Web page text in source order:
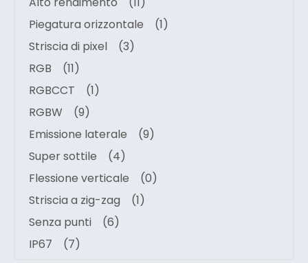
Piegatura orizzontale
(1)
Striscia di pixel
(3)
RGB
(11)
RGBCCT
(1)
RGBW
(9)
Emissione laterale
(9)
Super sottile
(4)
Flessione verticale
(0)
Striscia a zig-zag
(1)
Senza punti
(6)
IP67
(7)